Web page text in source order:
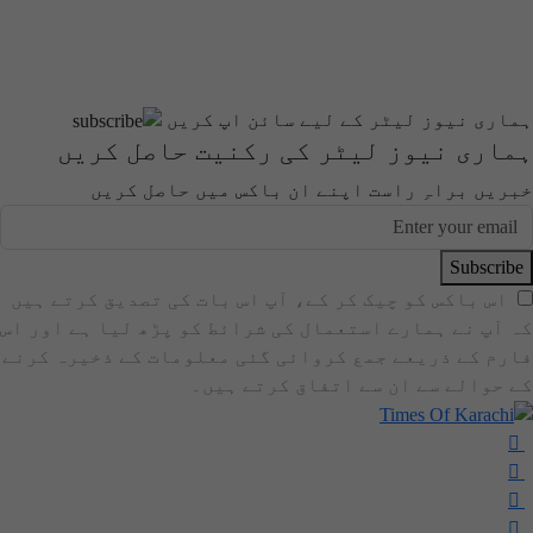
ہماری نیوز لیٹر کے لیے سائن اپ کریں
ہماری نیوز لیٹر کی رکنیت حاصل کریں
خبریں براہِ راست اپنے ان باکس میں حاصل کریں
Subscribe
اس باکس کو چیک کر کے، آپ اس بات کی تصدیق کرتے ہیں
کہ آپ نے ہمارے استعمال کی شرائط کو پڑھ لیا ہے اور اس
فارم کے ذریعے جمع کروائی گئی معلومات کے ذخیرہ کرنے
کے حوالے سے ان سے اتفاق کرتے ہیں۔